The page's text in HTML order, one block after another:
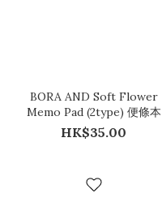
BORA AND Soft Flower
Memo Pad (2type) 便條本
HK$35.00